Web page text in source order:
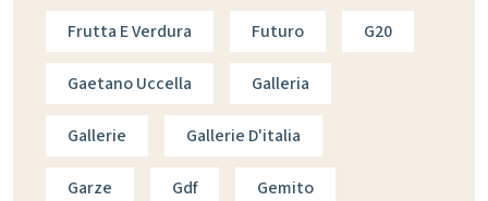
Frutta E Verdura Futuro G20
Gaetano Uccella Galleria
Gallerie Gallerie D'italia
Garze Gdf Gemito